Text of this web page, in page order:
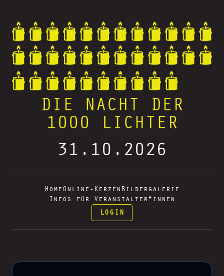
DIE NACHT DER
1000 LICHTER
31.10.2026
Home Online-Kerzen Bildergalerie
Infos für Veranstalter*innen
LOGIN